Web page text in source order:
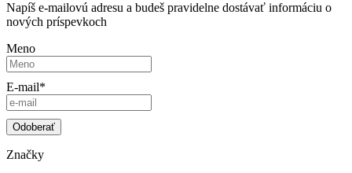
Napíš e-mailovú adresu a budeš pravidelne dostávať informáciu o
nových príspevkoch
Meno
E-mail*
Značky